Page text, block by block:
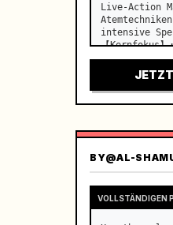
Live-Action
intensive
【Kernfokus
Blitz), Live-
BY@AL-
VOLLSTÄNDIGEN